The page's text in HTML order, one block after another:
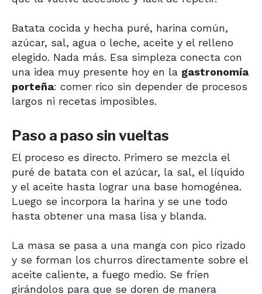
Batata cocida y hecha puré, harina común,
azúcar, sal, agua o leche, aceite y el relleno
elegido. Nada más. Esa simpleza conecta con
una idea muy presente hoy en la gastronomía
porteña: comer rico sin depender de procesos
largos ni recetas imposibles.
Paso a paso sin vueltas
El proceso es directo. Primero se mezcla el
puré de batata con el azúcar, la sal, el líquido
y el aceite hasta lograr una base homogénea.
Luego se incorpora la harina y se une todo
hasta obtener una masa lisa y blanda.
La masa se pasa a una manga con pico rizado
y se forman los churros directamente sobre el
aceite caliente, a fuego medio. Se fríen
girándolos para que se doren de manera